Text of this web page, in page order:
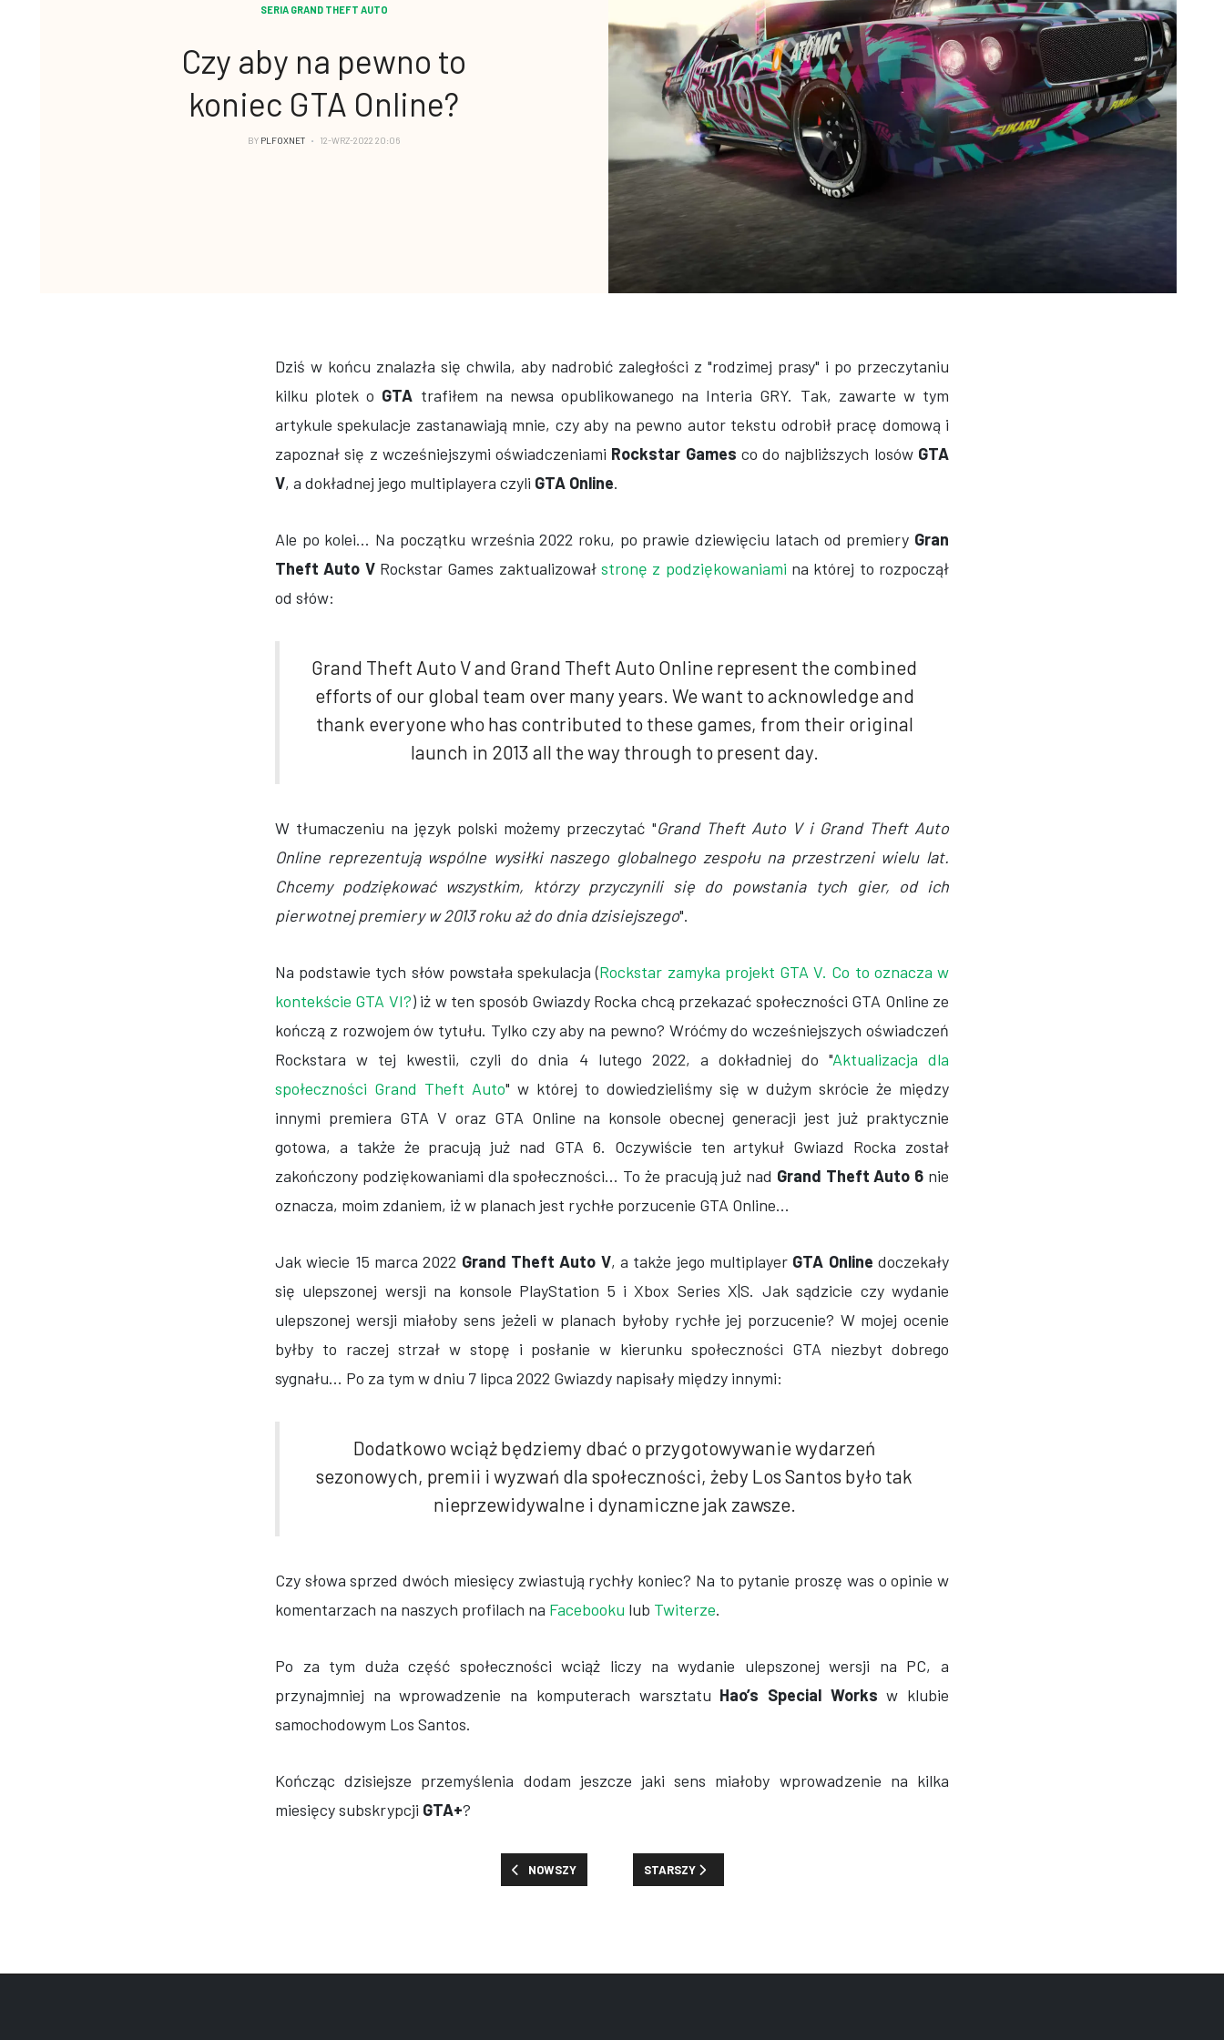
SERIA GRAND THEFT AUTO
Czy aby na pewno to
koniec GTA Online?
BY PLFOXNET 12-WRZ-2022 20:06
Dziś w końcu znalazła się chwila, aby nadrobić zaległości z "rodzimej prasy" i po przeczytaniu
kilku plotek o GTA trafiłem na newsa opublikowanego na Interia GRY. Tak, zawarte w tym
artykule spekulacje zastanawiają mnie, czy aby na pewno autor tekstu odrobił pracę domową i
zapoznał się z wcześniejszymi oświadczeniami Rockstar Games co do najbliższych losów GTA
V, a dokładnej jego multiplayera czyli GTA Online.
Ale po kolei... Na początku września 2022 roku, po prawie dziewięciu latach od premiery Gran
Theft Auto VRockstar Games zaktualizowałstronę z podziękowaniami na której to rozpoczął
od słów:
Grand Theft Auto V and Grand Theft Auto Online represent the combined
efforts of our global team over many years. We want to acknowledge and
thank everyone who has contributed to these games, from their original
launch in 2013 all the way through to present day.
W tłumaczeniu na język polski możemy przeczytać "Grand Theft Auto V i Grand Theft Auto
Online reprezentują wspólne wysiłki naszego globalnego zespołu na przestrzeni wielu lat.
Chcemy podziękować wszystkim, którzy przyczynili się do powstania tych gier, od ich
pierwotnej premiery w 2013 roku aż do dnia dzisiejszego".
Na podstawie tych słów powstała spekulacja (Rockstar zamyka projekt GTA V. Co to oznacza w
kontekście GTA VI?) iż w ten sposób Gwiazdy Rocka chcą przekazać społeczności GTA Online ze
kończą z rozwojem ów tytułu. Tylko czy aby na pewno? Wróćmy do wcześniejszych oświadczeń
Rockstara w tej kwestii, czyli do dnia 4 lutego 2022, a dokładniej do "Aktualizacja dla
społeczności Grand Theft Auto" w której to dowiedzieliśmy się w dużym skrócie że między
innymi premiera GTA V oraz GTA Online na konsole obecnej generacji jest już praktycznie
gotowa, a także że pracują już nad GTA 6. Oczywiście ten artykuł Gwiazd Rocka został
zakończony podziękowaniami dla społeczności... To że pracują już nad Grand Theft Auto 6 nie
oznacza, moim zdaniem, iż w planach jest rychłe porzucenie GTA Online...
Jak wiecie 15 marca 2022 Grand Theft Auto V, a także jego multiplayer GTA Online doczekały
się ulepszonej wersji na konsole PlayStation 5 i Xbox Series X|S. Jak sądzicie czy wydanie
ulepszonej wersji miałoby sens jeżeli w planach byłoby rychłe jej porzucenie? W mojej ocenie
byłby to raczej strzał w stopę i posłanie w kierunku społeczności GTA niezbyt dobrego
sygnału... Po za tym w dniu 7 lipca 2022 Gwiazdy napisały między innymi:
Dodatkowo wciąż będziemy dbać o przygotowywanie wydarzeń
sezonowych, premii i wyzwań dla społeczności, żeby Los Santos było tak
nieprzewidywalne i dynamiczne jak zawsze.
Czy słowa sprzed dwóch miesięcy zwiastują rychły koniec? Na to pytanie proszę was o opinie w
komentarzach na naszych profilach na Facebooku lub Twiterze.
Po za tym duża część społeczności wciąż liczy na wydanie ulepszonej wersji na PC, a
przynajmniej na wprowadzenie na komputerach warsztatu Hao’s Special Works w klubie
samochodowym Los Santos.
Kończąc dzisiejsze przemyślenia dodam jeszcze jaki sens miałoby wprowadzenie na kilka
miesięcy subskrypcji GTA+?
POPRZEDNIA STRONA: SUBSKRYBUJESZ NETFLIXA? OD 14 GRUDNIA ZAGRASZ W GTA!
NOWSZY NASTĘPNA STRONA: PRIORYTETEM DLA ROCKSTAR JEST GTA 6!
STARSZY